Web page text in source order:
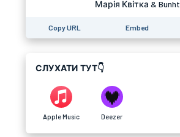
Марія Квітка & Bunht
Copy URL Embed
СЛУХАТИ ТУТ👇
Apple Music Deezer